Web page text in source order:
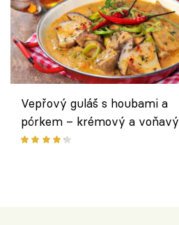
Vepřový guláš s houbami a
pórkem – krémový a voňavý
pokrm z jednoho hrnce